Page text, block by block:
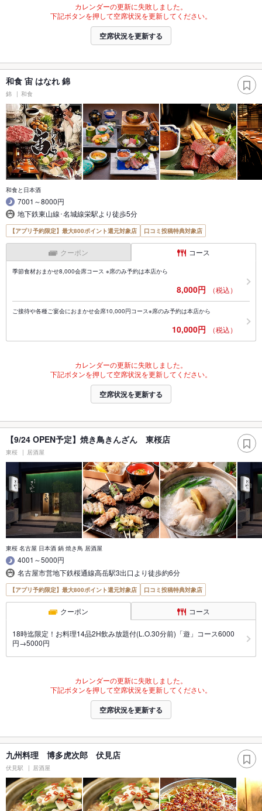
カレンダーの更新に失敗しました。
下記ボタンを押して空席状況を更新してください。
空席状況を更新する
和食 宙 はなれ 錦
錦 和食
和食と日本酒
7001～8000円
地下鉄東山線･名城線栄駅より徒歩5分
【アプリ予約限定】最大800ポイント還元対象店 口コミ投稿特典対象店
クーポン コース
季節食材おまかせ8,000会席コース ※席のみ予約は本店から
8,000円 （税込）
ご接待や各種ご宴会におまかせ会席10,000円コース※席のみ予約は本店から
10,000円 （税込）
カレンダーの更新に失敗しました。
下記ボタンを押して空席状況を更新してください。
空席状況を更新する
【9/24 OPEN予定】焼き鳥きんざん 東桜店
東桜 居酒屋
東桜 名古屋 日本酒 鍋 焼き鳥 居酒屋
4001～5000円
名古屋市営地下鉄桜通線高岳駅3出口より徒歩約6分
【アプリ予約限定】最大800ポイント還元対象店 口コミ投稿特典対象店
クーポン コース
18時迄限定！お料理14品2H飲み放題付(L.O.30分前)「遊」コース6000
円→5000円
カレンダーの更新に失敗しました。
下記ボタンを押して空席状況を更新してください。
空席状況を更新する
九州料理 博多虎次郎 伏見店
伏見駅 居酒屋